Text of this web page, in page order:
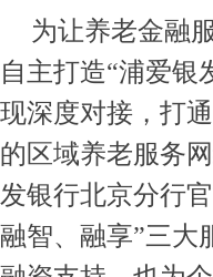
为让养老金融
自主打造“浦爱银
现深度对接，打
的区域养老服务
发银行北京分行
融智、融享”三大